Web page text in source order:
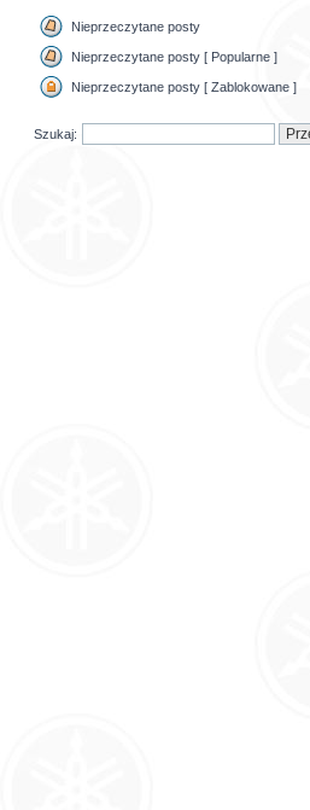
Nieprzeczytane posty
Nieprzeczytane posty [ Popularne ]
Nieprzeczytane posty [ Zablokowane ]
Szukaj: